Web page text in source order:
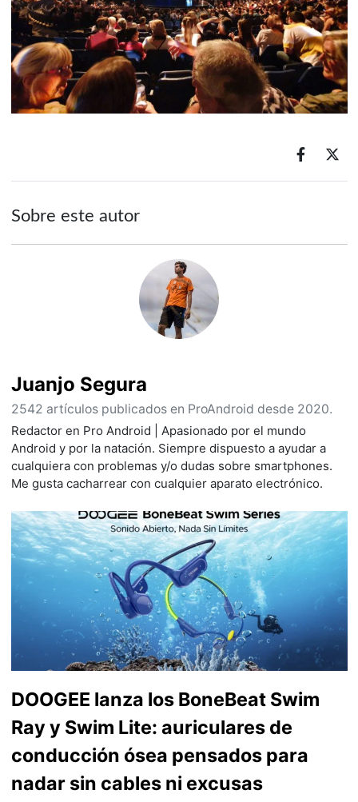
Sobre este autor
Juanjo Segura
2542 artículos publicados en ProAndroid desde 2020.
Redactor en Pro Android | Apasionado por el mundo
Android y por la natación. Siempre dispuesto a ayudar a
cualquiera con problemas y/o dudas sobre smartphones.
Me gusta cacharrear con cualquier aparato electrónico.
DOOGEE lanza los BoneBeat Swim
Ray y Swim Lite: auriculares de
conducción ósea pensados para
nadar sin cables ni excusas